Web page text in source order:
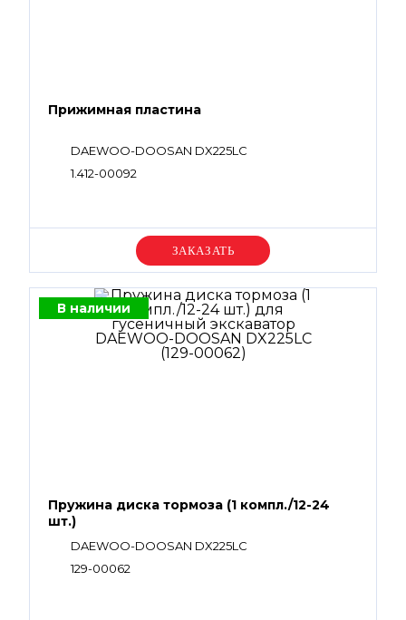
Прижимная пластина
DAEWOO-DOOSAN DX225LC
1.412-00092
Уточняйте цену
В наличии
Пружина диска тормоза (1 компл./12-24
шт.)
DAEWOO-DOOSAN DX225LC
129-00062